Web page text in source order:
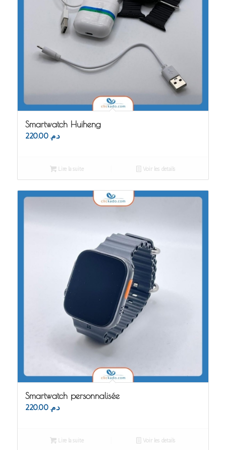
Smartwatch Huiheng
د.م. 220.00
Lire la suite Voir les détails
Smartwatch personnalisée
د.م. 220.00
Lire la suite Voir les détails